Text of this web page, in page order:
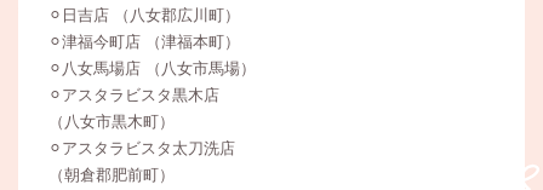
⚪︎日吉店 （八女郡広川町）
⚪︎津福今町店 （津福本町）
⚪︎八女馬場店 （八女市馬場）
⚪︎アスタラビスタ黒木店
（八女市黒木町）
⚪︎アスタラビスタ太刀洗店
（朝倉郡肥前町）